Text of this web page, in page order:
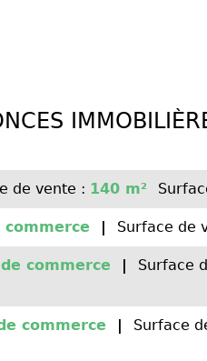
de vente : 140 m²
commerce | Surface de
commerce |
Surface
commerce |
Surface